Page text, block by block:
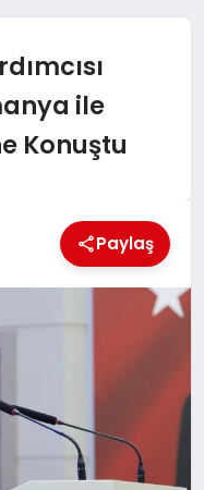
ile
Konuştu
Paylaş